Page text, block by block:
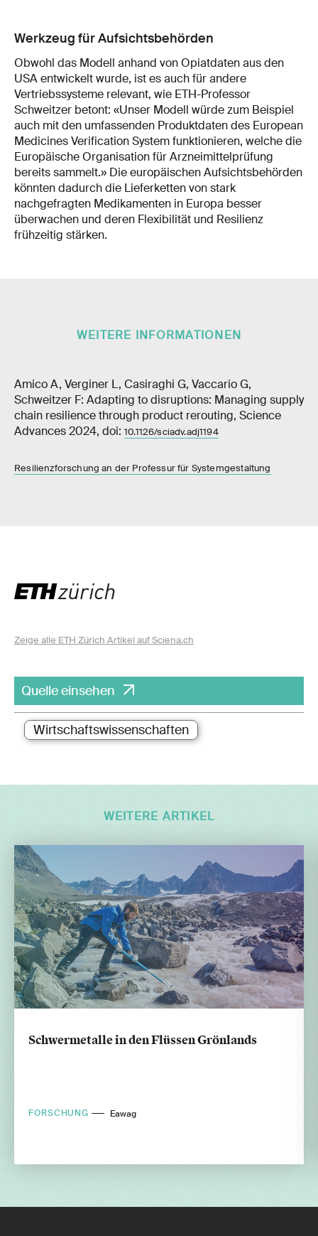
Werkzeug für Aufsichtsbehörden
Obwohl das Modell anhand von Opiatdaten aus den
USA entwickelt wurde, ist es auch für andere
Vertriebssysteme relevant, wie ETH-Professor
Schweitzer betont: «Unser Modell würde zum Beispiel
auch mit den umfassenden Produktdaten des European
Medicines Verification System funktionieren, welche die
Europäische Organisation für Arzneimittelprüfung
bereits sammelt.» Die europäischen Aufsichtsbehörden
könnten dadurch die Lieferketten von stark
nachgefragten Medikamenten in Europa besser
überwachen und deren Flexibilität und Resilienz
frühzeitig stärken.
WEITERE INFORMATIONEN
Amico A, Verginer L, Casiraghi G, Vaccario G,
Schweitzer F: Adapting to disruptions: Managing supply
chain resilience through product rerouting, Science
Advances 2024, doi: 10.1126/sciadv.adj1194
Resilienzforschung an der Professur für Systemgestaltung
Zeige alle ETH Zürich Artikel auf Sciena.ch
Quelle einsehen
Wirtschaftswissenschaften
WEITERE ARTIKEL
Schwermetalle in den Flüssen Grönlands
FORSCHUNG Eawag